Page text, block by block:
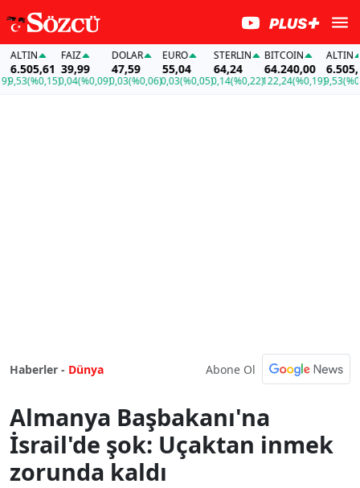
ALTIN
6.505,61
9,53(%0,15)
FAİZ
39,99
0,04(%0,09)
DOLAR
47,59
0,03(%0,06)
EURO
55,04
0,03(%0,05)
STERLIN
64,24
0,14(%0,22)
BITCOIN
64.240,00
122,24(%0,19)
ALTIN
9,53
Haberler - Dünya Abone Ol
Almanya Başbakanı'na
İsrail'de şok: Uçaktan inmek
zorunda kaldı